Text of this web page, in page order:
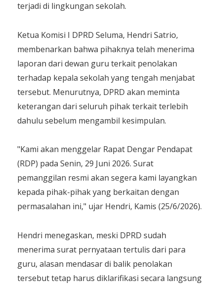
terjadi di lingkungan sekolah.
​Ketua Komisi I DPRD Seluma, Hendri Satrio,
membenarkan bahwa pihaknya telah menerima
laporan dari dewan guru terkait penolakan
terhadap kepala sekolah yang tengah menjabat
tersebut. Menurutnya, DPRD akan meminta
keterangan dari seluruh pihak terkait terlebih
dahulu sebelum mengambil kesimpulan.
​"Kami akan menggelar Rapat Dengar Pendapat
(RDP) pada Senin, 29 Juni 2026. Surat
pemanggilan resmi akan segera kami layangkan
kepada pihak-pihak yang berkaitan dengan
permasalahan ini," ujar Hendri, Kamis (25/6/2026).
​Hendri menegaskan, meski DPRD sudah
menerima surat pernyataan tertulis dari para
guru, alasan mendasar di balik penolakan
tersebut tetap harus diklarifikasi secara langsung